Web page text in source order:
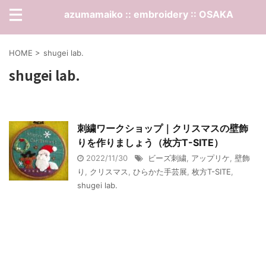
azumamaiko :: embroidery :: OSAKA
HOME > shugei lab.
shugei lab.
刺繍ワークショップ｜クリスマスの壁飾
りを作りましょう（枚方T-SITE）
2022/11/30 ビーズ刺繍 アップリケ 壁飾
り
クリスマス ひらかた手芸展 枚方T-SITE
shugei lab.